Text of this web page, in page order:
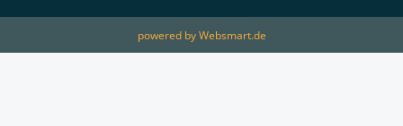
powered by Websmart.de